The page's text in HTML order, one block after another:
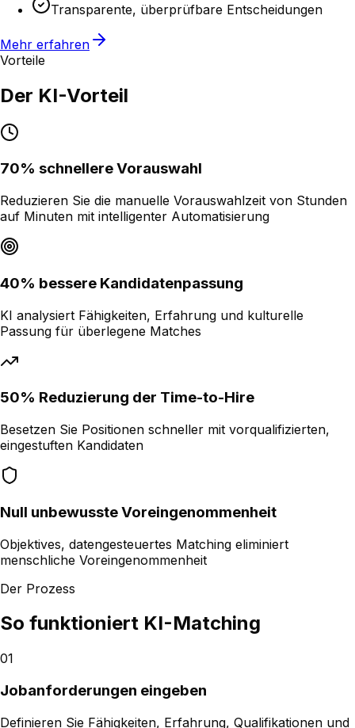
Transparente, überprüfbare Entscheidungen
Mehr erfahren
Vorteile
Der KI-Vorteil
70% schnellere Vorauswahl
Reduzieren Sie die manuelle Vorauswahlzeit von Stunden
auf Minuten mit intelligenter Automatisierung
40% bessere Kandidatenpassung
KI analysiert Fähigkeiten, Erfahrung und kulturelle
Passung für überlegene Matches
50% Reduzierung der Time-to-Hire
Besetzen Sie Positionen schneller mit vorqualifizierten,
eingestuften Kandidaten
Null unbewusste Voreingenommenheit
Objektives, datengesteuertes Matching eliminiert
menschliche Voreingenommenheit
Der Prozess
So funktioniert KI-Matching
01
Jobanforderungen eingeben
Definieren Sie Fähigkeiten, Erfahrung, Qualifikationen und